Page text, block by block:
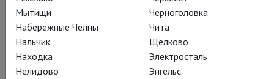
Герман Мерц
Евгений Редько
Мытищи
Набережные Челны
Нальчик
Находка
Нелидово
Черноголовка
Чита
Щёлково
Электросталь
Энгельс